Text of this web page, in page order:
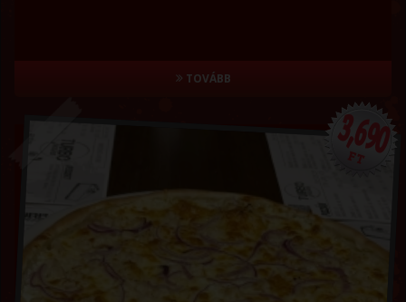
TOVÁBB
3,690
FT